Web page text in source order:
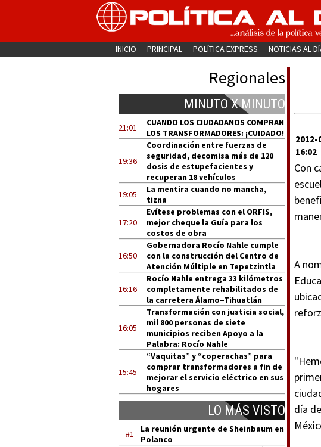
INICIO PRINCIPAL POLÍTICA EXPRESS NOTICIAS AL
Regionales
MINUTO X MINUTO
21:01
CUANDO LOS CIUDADANOS COMPRAN
LOS TRANSFORMADORES: ¡CUIDADO!
19:36
Coordinación entre fuerzas de
seguridad, decomisa más de 120
dosis de estupefacientes y
recuperan 18 vehículos
19:05
La mentira cuando no mancha,
tizna
17:20
Evítese problemas con el ORFIS,
mejor cheque la Guía para los
costos de obra
16:50
Gobernadora Rocío Nahle cumple
con la construcción del Centro de
Atención Múltiple en Tepetzintla
16:16
Rocío Nahle entrega 33 kilómetros
completamente rehabilitados de
la carretera Álamo–Tihuatlán
16:05
Transformación con justicia social,
mil 800 personas de siete
municipios reciben Apoyo a la
Palabra: Rocío Nahle
15:45
“Vaquitas” y “coperachas” para
comprar transformadores a fin de
mejorar el servicio eléctrico en sus
hogares
LO MÁS VISTO
#1
La reunión urgente de Sheinbaum en
Polanco
2012-
16:02
Con
A
día